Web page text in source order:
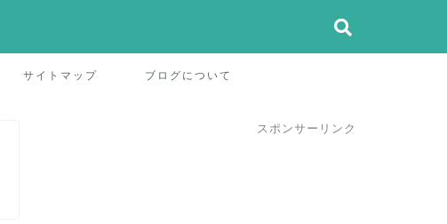
サイトマップ ブログについて
スポンサーリンク